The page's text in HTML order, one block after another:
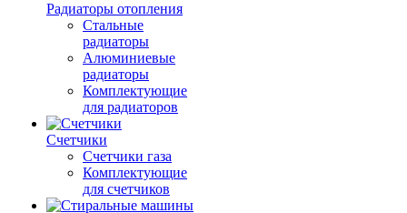
Радиаторы отопления
Стальные
радиаторы
Алюминиевые
радиаторы
Комплектующие
для радиаторов
Счетчики
Счетчики газа
Комплектующие
для счетчиков